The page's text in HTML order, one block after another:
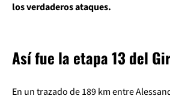
los verdaderos ataques.
Así fue la etapa 13 del
En un trazado de 189 km entre